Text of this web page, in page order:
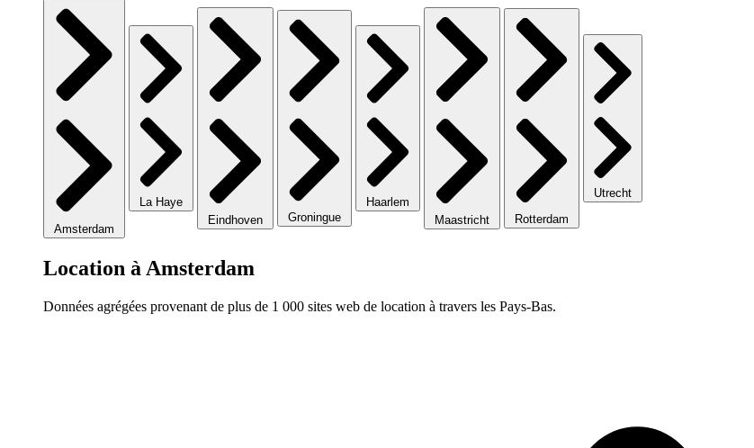
Amsterdam
La Haye
Eindhoven
Groningue
Haarlem
Maastricht
Rotterdam
Utrecht
Location à Amsterdam
Données agrégées provenant de plus de 1 000 sites web de location à travers les Pays-Bas.